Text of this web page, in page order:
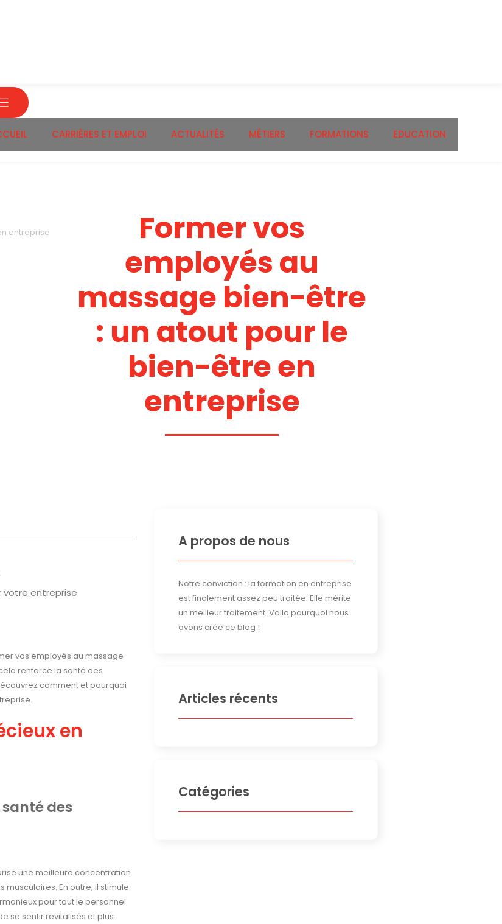
CARRIÈRES ET EMPLOI ACTUALITÉS MÉTIERS FORMATIONS EDUCATION
entreprise
Former vos
employés au
massage bien-être
: un atout pour le
bien-être en
entreprise
votre entreprise
vos employés au massage
renforce la santé des
comment et pourquoi
en
des
une meilleure concentration.
En outre, il stimule
pour tout le personnel.
se sentir revitalisés et plus
A propos de nous
Notre conviction : la formation en entreprise
est finalement assez peu traitée. Elle mérite
un meilleur traitement. Voila pourquoi nous
avons créé ce blog !
Articles récents
Catégories